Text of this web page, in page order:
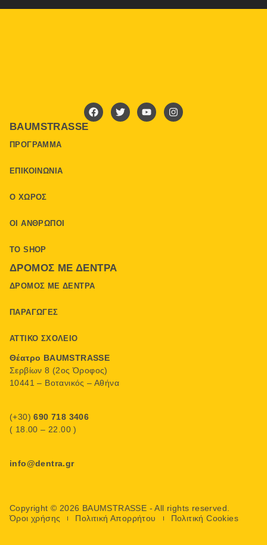
BAUMSTRASSE
ΠΡΌΓΡΑΜΜΑ
ΕΠΙΚΟΙΝΩΝΊΑ
Ο ΧΏΡΟΣ
ΟΙ ΆΝΘΡΩΠΟΙ
ΤΟ SHOP
ΔΡΌΜΟΣ ΜΕ ΔΈΝΤΡΑ
ΔΡΌΜΟΣ ΜΕ ΔΈΝΤΡΑ
ΠΑΡΑΓΩΓΈΣ
ΑΤΤΙΚΌ ΣΧΟΛΕΊΟ
Θέατρο BAUMSTRASSE
Σερβίων 8 (2ος Όροφος)
10441 – Βοτανικός – Αθήνα
(+30)690 718 3406
( 18.00 – 22.00 )
info@dentra.gr
Copyright © 2026 BAUMSTRASSE - All rights reserved.
Όροι χρήσης
Πολιτική Απορρήτου Πολιτική Cookies